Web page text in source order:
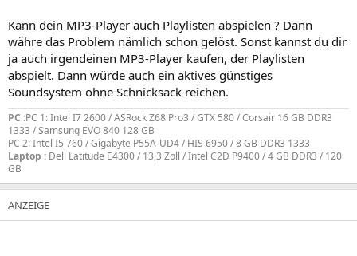
Kann dein MP3-Player auch Playlisten abspielen ? Dann
währe das Problem nämlich schon gelöst. Sonst kannst du dir
ja auch irgendeinen MP3-Player kaufen, der Playlisten
abspielt. Dann würde auch ein aktives günstiges
Soundsystem ohne Schnicksack reichen.
PC :PC 1: Intel I7 2600 / ASRock Z68 Pro3 / GTX 580 / Corsair 16 GB DDR3
1333 / Samsung EVO 840 128 GB
PC 2: Intel I5 760 / Gigabyte P55A-UD4 / HIS 6950 / 8 GB DDR3 1333
Laptop : Dell Latitude E4300 / 13,3 Zoll / Intel C2D P9400 / 4 GB DDR3 / 120
GB